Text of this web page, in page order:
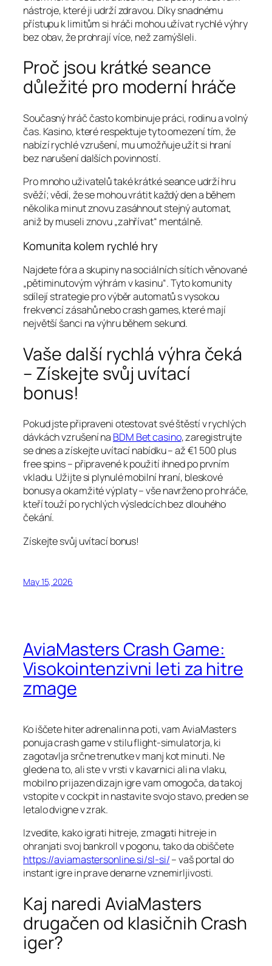
nástroje, které ji udrží zdravou. Díky snadnému
přístupu k limitům si hráči mohou užívat rychlé výhry
bez obav, že prohrají více, než zamýšleli.
Proč jsou krátké seance
důležité pro moderní hráče
Současný hráč často kombinuje práci, rodinu a volný
čas. Kasino, které respektuje tyto omezení tím, že
nabízí rychlé vzrušení, mu umožňuje užít si hraní
bez narušení dalších povinností.
Pro mnoho uživatelů také krátké seance udrží hru
svěží; vědí, že se mohou vrátit každý den a během
několika minut znovu zasáhnout stejný automat,
aniž by museli znovu „zahřívat“ mentálně.
Komunita kolem rychlé hry
Najdete fóra a skupiny na sociálních sítích věnované
„pětiminutovým výhrám v kasinu“. Tyto komunity
sdílejí strategie pro výběr automatů s vysokou
frekvencí zásahů nebo crash games, které mají
největší šanci na výhru během sekund.
Vaše další rychlá výhra čeká
– Získejte svůj uvítací
bonus!
Pokud jste připraveni otestovat své štěstí v rychlých
dávkách vzrušení na BDM Bet casino, zaregistrujte
se dnes a získejte uvítací nabídku – až €1 500 plus
free spins – připravené k použití ihned po prvním
vkladu. Užijte si plynulé mobilní hraní, bleskové
bonusy a okamžité výplaty – vše navrženo pro hráče,
kteří touží po rychlých výsledcích bez dlouhého
čekání.
Získejte svůj uvítací bonus!
May 15, 2026
AviaMasters Crash Game:
Visokointenzivni leti za hitre
zmage
Ko iščete hiter adrenalin na poti, vam AviaMasters
ponuja crash game v stilu flight‑simulatorja, ki
zagotavlja srčne trenutke v manj kot minuti. Ne
glede na to, ali ste v vrsti v kavarnici ali na vlaku,
mobilno prijazen dizajn igre vam omogoča, da takoj
vstopite v cockpit in nastavite svojo stavo, preden se
letalo dvigne v zrak.
Izvedite, kako igrati hitreje, zmagati hitreje in
ohranjati svoj bankroll v pogonu, tako da obiščete
https://aviamastersonline.si/sl-si/– vaš portal do
instant igre in prave denarne vznemirljivosti.
Kaj naredi AviaMasters
drugačen od klasičnih Crash
iger?